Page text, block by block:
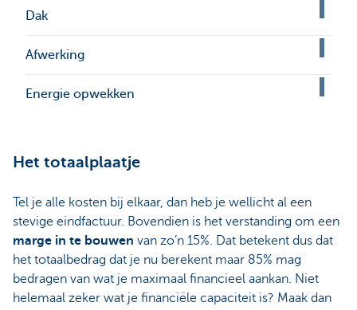
Dak
Afwerking
Energie opwekken
Het totaalplaatje
Tel je alle kosten bij elkaar, dan heb je wellicht al een
stevige eindfactuur. Bovendien is het verstanding om een
marge in te bouwen van zo’n 15%. Dat betekent dus dat
het totaalbedrag dat je nu berekent maar 85% mag
bedragen van wat je maximaal financieel aankan. Niet
helemaal zeker wat je financiële capaciteit is? Maak dan